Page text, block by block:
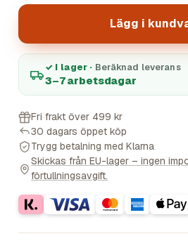
Lägg i
✓ I lager · Beräknad leverans
3–7 arbetsdagar
Fri frakt över 499 kr
30 dagars öppet köp
Trygg betalning med Klarna
Skickas från EU-lager – ingen
förtullningsavgift.